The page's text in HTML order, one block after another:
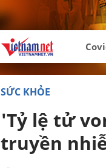
SỨC KHỎE
'Tỷ lệ tử
truyền